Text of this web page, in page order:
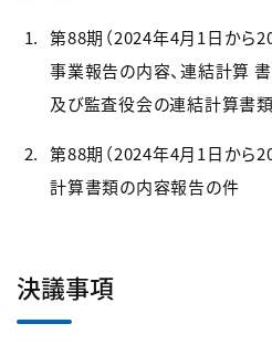
第88期（2024年4月1日から
事業報告の内容、連結計算
及び監査役会の連結計算書
第88期（2024年4月1日から
計算書類の内容報告の件
決議事項